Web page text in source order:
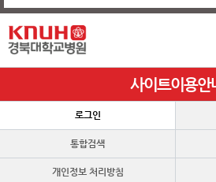
사이트이용안
로그인
통합검색
개인정보 처리방침